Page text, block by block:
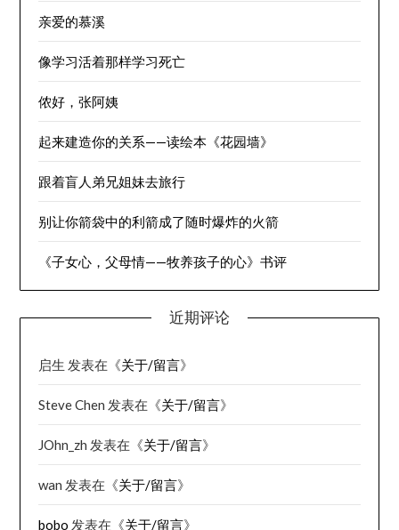
亲爱的慕溪
像学习活着那样学习死亡
侬好，张阿姨
起来建造你的关系——读绘本《花园墙》
跟着盲人弟兄姐妹去旅行
别让你箭袋中的利箭成了随时爆炸的火箭
《子女心，父母情——牧养孩子的心》书评
近期评论
启生 发表在《关于/留言》
Steve Chen 发表在《关于/留言》
JOhn_zh 发表在《关于/留言》
wan 发表在《关于/留言》
bobo 发表在《关于/留言》